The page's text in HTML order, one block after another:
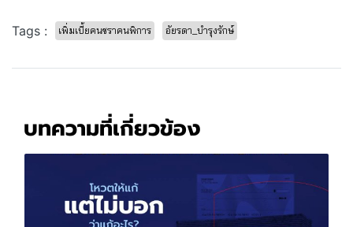
Tags : เพิ่มเบี้ยคนชราคนพิการ อัยรดา_บำรุงรักษ์
บทความที่เกี่ยวข้อง